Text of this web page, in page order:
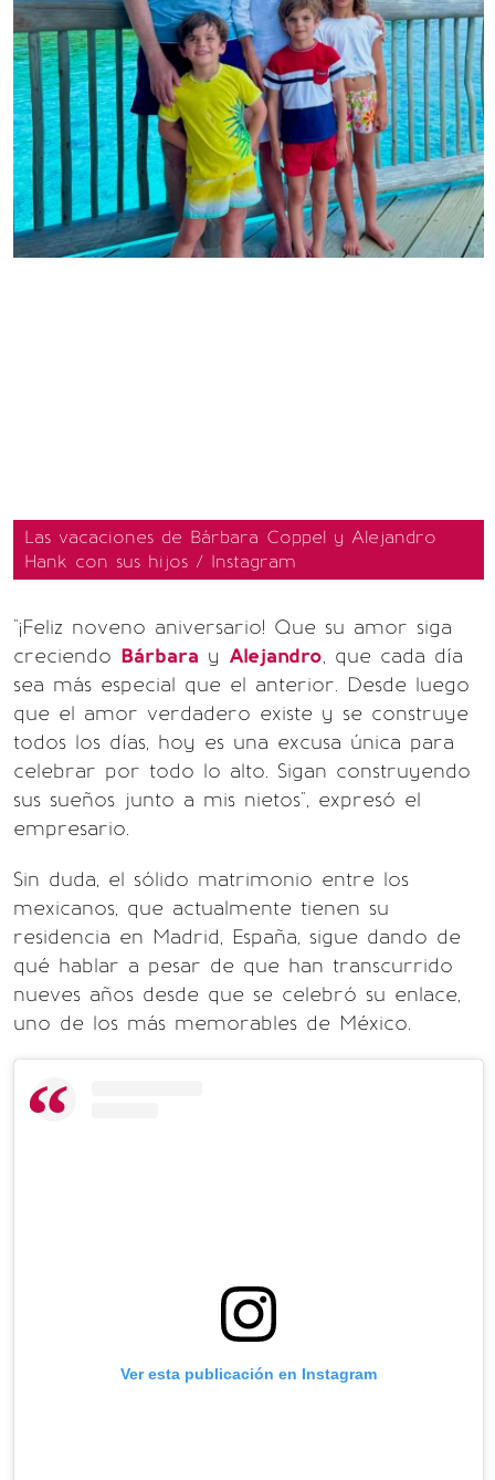
Las vacaciones de Bárbara Coppel y Alejandro
Hank con sus hijos / Instagram
"¡Feliz noveno aniversario! Que su amor siga
creciendo Bárbara y Alejandro, que cada día
sea más especial que el anterior. Desde luego
que el amor verdadero existe y se construye
todos los días, hoy es una excusa única para
celebrar por todo lo alto. Sigan construyendo
sus sueños junto a mis nietos", expresó el
empresario.
Sin duda, el sólido matrimonio entre los
mexicanos, que actualmente tienen su
residencia en Madrid, España, sigue dando de
qué hablar a pesar de que han transcurrido
nueves años desde que se celebró su enlace,
uno de los más memorables de México.
Ver esta publicación en Instagram